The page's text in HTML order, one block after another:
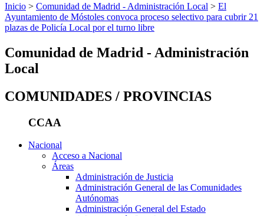
Inicio > Comunidad de Madrid - Administración Local > El
Ayuntamiento de Móstoles convoca proceso selectivo para cubrir 21
plazas de Policía Local por el turno libre
Comunidad de Madrid - Administración
Local
COMUNIDADES / PROVINCIAS
CCAA
Nacional
Acceso a Nacional
Áreas
Administración de Justicia
Administración General de las Comunidades
Autónomas
Administración General del Estado